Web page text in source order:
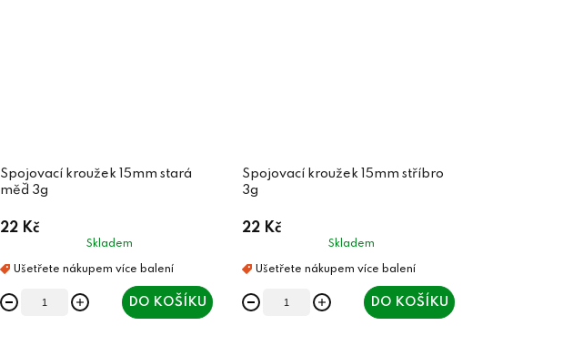
Spojovací kroužek 15mm stará
měď 3g
22 Kč
Skladem
DO KOŠÍKU
Spojovací kroužek 15mm stříbro
3g
22 Kč
Skladem
DO KOŠÍKU